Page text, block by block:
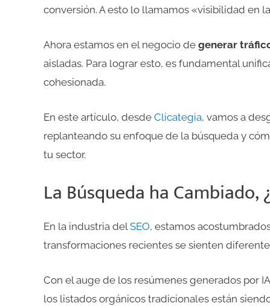
conversión. A esto lo llamamos «visibilidad en
Ahora estamos en el negocio de generar
aisladas. Para lograr esto, es fundamental
cohesionada.
En este artículo, desde Clicategia, vamos a
replanteando su enfoque de la búsqueda y
tu sector.
La Búsqueda ha Cambiado,
En la industria delSEO, estamos
transformaciones recientes se sienten
Con el auge de los resúmenes generados por
los listados orgánicos tradicionales están